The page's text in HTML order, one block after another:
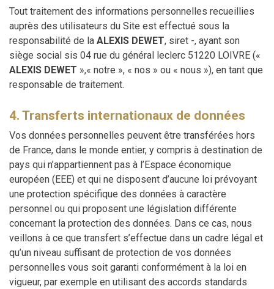
Tout traitement des informations personnelles recueillies
auprès des utilisateurs du Site est effectué sous la
responsabilité de la ALEXIS DEWET, siret -, ayant son
siège social sis 04 rue du général leclerc 51220 LOIVRE («
ALEXIS DEWET »,« notre », « nos » ou « nous »), en tant que
responsable de traitement.
4. Transferts internationaux de données
Vos données personnelles peuvent être transférées hors
de France, dans le monde entier, y compris à destination de
pays qui n’appartiennent pas à l’Espace économique
européen (EEE) et qui ne disposent d’aucune loi prévoyant
une protection spécifique des données à caractère
personnel ou qui proposent une législation différente
concernant la protection des données. Dans ce cas, nous
veillons à ce que transfert s’effectue dans un cadre légal et
qu’un niveau suffisant de protection de vos données
personnelles vous soit garanti conformément à la loi en
vigueur, par exemple en utilisant des accords standards